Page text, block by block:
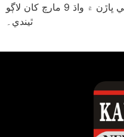
سي ڪلاس ۽ مال بردار ٽرينن جي ڀاڙن ۾ واڌ 9 مارچ کان لاڳو
ٿيندي۔